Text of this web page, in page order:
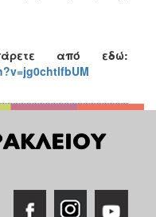
από εδώ: